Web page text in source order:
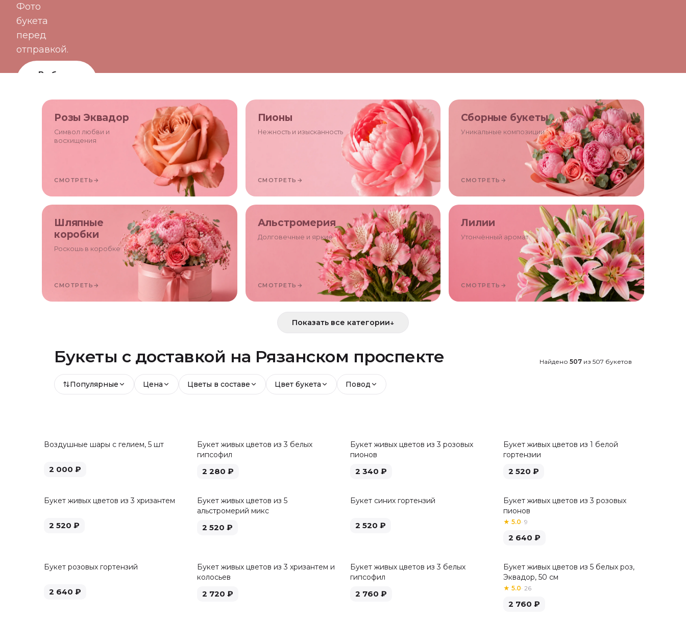
Фото
букета
перед
отправкой.
Выбрать
Цветы по
подписке
Розы Эквадор
Символ любви и
восхищения
СМОТРЕТЬ →
Пионы
Нежность и изысканность
СМОТРЕТЬ →
Сборные букеты
Уникальные композиции
СМОТРЕТЬ →
Шляпные
коробки
Роскошь в коробке
СМОТРЕТЬ →
Альстромерия
Долговечные и яркие
СМОТРЕТЬ →
Лилии
Утончённый аромат
СМОТРЕТЬ →
Показать все категории↓
Букеты с доставкой на Рязанском проспекте Найдено 507 из 507 букетов
Популярные Цена Цветы в составе Цвет букета Повод
Воздушные шары с гелием, 5 шт
2 000 ₽
Букет живых цветов из 3 белых
гипсофил
2 280 ₽
Букет живых цветов из 3 розовых
пионов
2 340 ₽
Букет живых цветов из 1 белой
гортензии
2 520 ₽
Букет живых цветов из 3 хризантем
2 520 ₽
Букет живых цветов из 5
альстромерий микс
2 520 ₽
Букет синих гортензий
2 520 ₽
Букет живых цветов из 3 розовых
пионов
★ 5.0· 9
2 640 ₽
Букет розовых гортензий
2 640 ₽
Букет живых цветов из 3 хризантем и
колосьев
2 720 ₽
Букет живых цветов из 3 белых
гипсофил
2 760 ₽
Хит
Букет живых цветов из 5 белых роз,
Эквадор, 50 см
★ 5.0· 26
2 760 ₽